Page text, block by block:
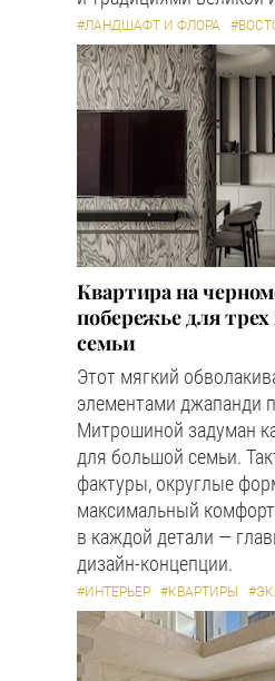
#ЛАНДШАФТ И ФЛОРА
Квартира на
побережье для
семьи
Этот мягкий
элементами джапанди
Митрошиной задуман
для большой семьи.
фактуры, округлые
максимальный
в каждой детали —
дизайн-концепции.
#ИНТЕРЬЕР #КВАРТИРЫ